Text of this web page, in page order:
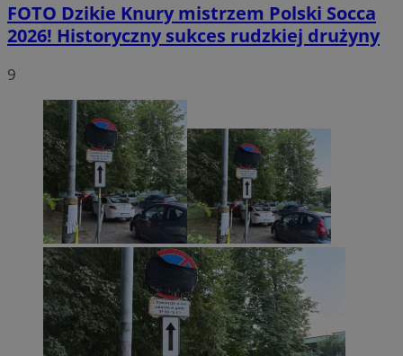
FOTO Dzikie Knury mistrzem Polski Socca
2026! Historyczny sukces rudzkiej drużyny
9